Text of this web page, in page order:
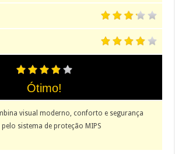
Ótimo!
visual moderno, conforto e segurança
sistema de proteção MIPS